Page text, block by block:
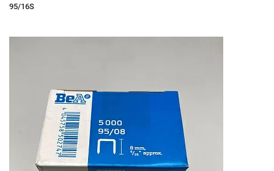
95/16S